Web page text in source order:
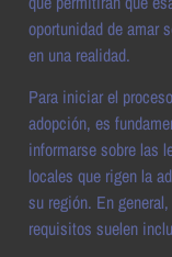
oportunidad de amar
en una realidad.
Para iniciar el
adopción, es
informarse sobre las
locales que rigen la
su región. En
requisitos suelen